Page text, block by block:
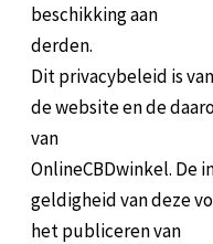
beschikking aan
derden.
Dit privacybeleid is
de website en de
van
OnlineCBDwinkel. De
geldigheid van deze
het publiceren van